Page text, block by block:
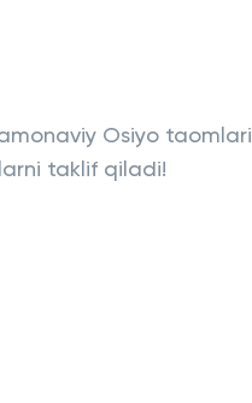
Osiyo taomlari
taklif qiladi!